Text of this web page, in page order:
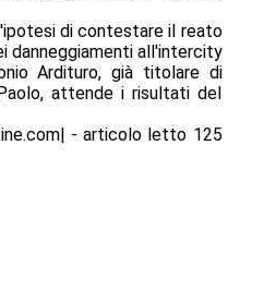
di contestare il reato
danneggiamenti all'intercity
Ardituro, già titolare di
attende i risultati del
- articolo letto 125